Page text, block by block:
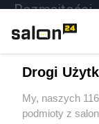
Rozmaitości
Sport
Drogi
My, naszych
podmioty z